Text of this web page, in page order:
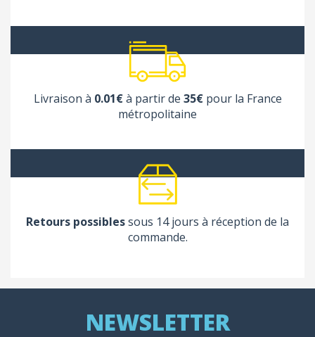
Livraison à 0.01€à partir de 35€pour la France
métropolitaine
Retours possiblessous 14 jours à réception de la
commande.